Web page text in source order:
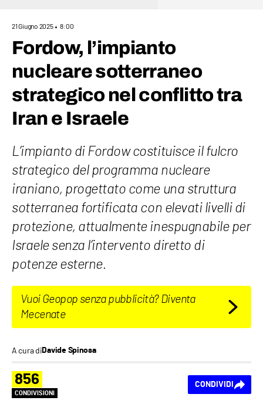
21 Giugno 2025 8:00
Fordow, l’impianto
nucleare sotterraneo
strategico nel conflitto tra
Iran e Israele
L’impianto di Fordow costituisce il fulcro
strategico del programma nucleare
iraniano, progettato come una struttura
sotterranea fortificata con elevati livelli di
protezione, attualmente inespugnabile per
Israele senza l’intervento diretto di
potenze esterne.
Vuoi Geopop senza pubblicità? Diventa
Mecenate
A cura diDavide Spinosa
856
CONDIVISIONI
CONDIVIDI